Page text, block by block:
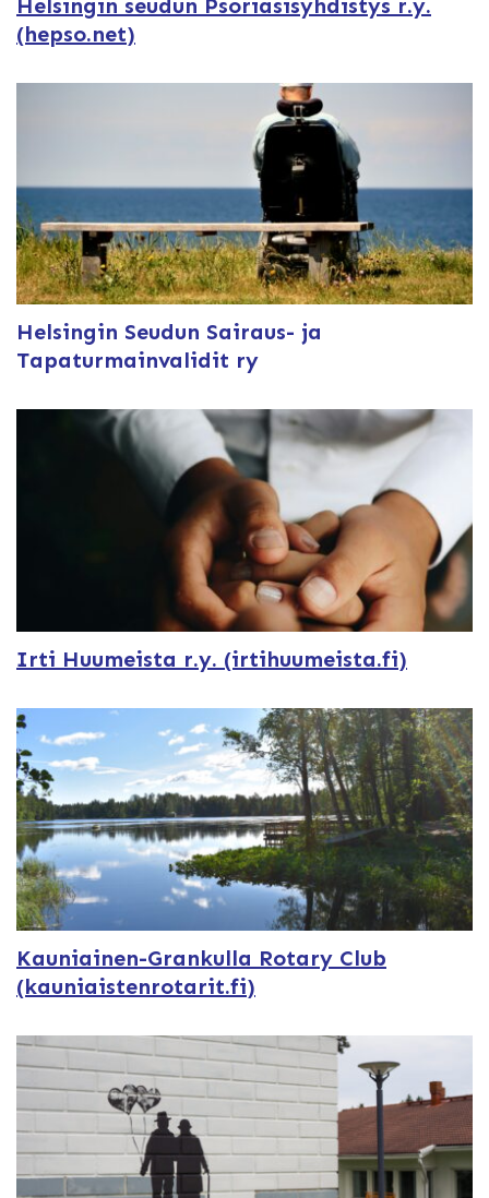
Helsingin seudun Psoriasisyhdistys r.y.
(hepso.net)
Helsingin Seudun Sairaus- ja
Tapaturmainvalidit ry
Irti Huumeista r.y. (irtihuumeista.fi)
Kauniainen-Grankulla Rotary Club
(kauniaistenrotarit.fi)